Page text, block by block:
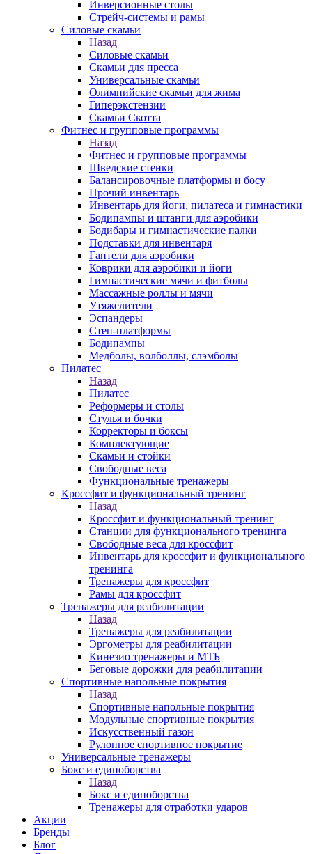
Инверсионные столы
Стрейч-системы и рамы
Силовые скамьи
Назад
Силовые скамьи
Скамьи для пресса
Универсальные скамьи
Олимпийские скамьи для жима
Гиперэкстензии
Скамьи Скотта
Фитнес и групповые программы
Назад
Фитнес и групповые программы
Шведские стенки
Балансировочные платформы и босу
Прочий инвентарь
Инвентарь для йоги, пилатеса и гимнастики
Бодипампы и штанги для аэробики
Бодибары и гимнастические палки
Подставки для инвентаря
Гантели для аэробики
Коврики для аэробики и йоги
Гимнастические мячи и фитболы
Массажные роллы и мячи
Утяжелители
Эспандеры
Степ-платформы
Бодипампы
Медболы, волболлы, слэмболы
Пилатес
Назад
Пилатес
Реформеры и столы
Стулья и бочки
Корректоры и боксы
Комплектующие
Скамьи и стойки
Свободные веса
Функциональные тренажеры
Кроссфит и функциональный тренинг
Назад
Кроссфит и функциональный тренинг
Станции для функционального тренинга
Свободные веса для кроссфит
Инвентарь для кроссфит и функционального
тренинга
Тренажеры для кроссфит
Рамы для кроссфит
Тренажеры для реабилитации
Назад
Тренажеры для реабилитации
Эргометры для реабилитации
Кинезио тренажеры и МТБ
Беговые дорожки для реабилитации
Спортивные напольные покрытия
Назад
Спортивные напольные покрытия
Модульные спортивные покрытия
Искусственный газон
Рулонное спортивное покрытие
Универсальные тренажеры
Бокс и единоборства
Назад
Бокс и единоборства
Тренажеры для отработки ударов
Акции
Бренды
Блог